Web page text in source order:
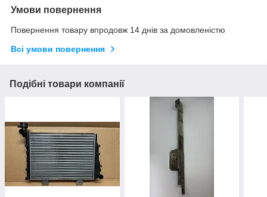
Умови повернення
Повернення товару впродовж 14 днів за домовленістю
Всі умови повернення
Подібні товари компанії